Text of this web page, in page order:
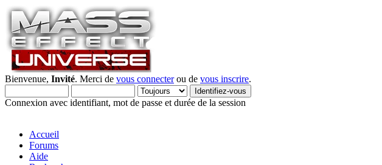
Bienvenue, Invité. Merci de vous connecterou de vous inscrire.
Connexion avec identifiant, mot de passe et durée de la session
Accueil
Forums
Aide